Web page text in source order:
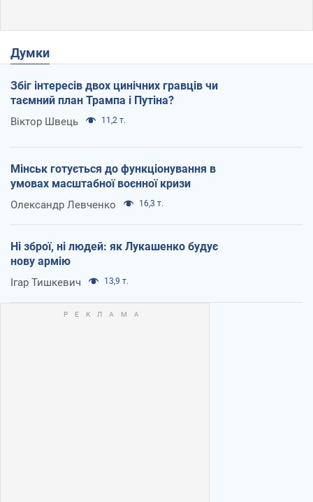
Думки
Збіг інтересів двох цинічних гравців чи
таємний план Трампа і Путіна?
Віктор Швець 11,2 т.
Мінськ готується до функціонування в
умовах масштабної воєнної кризи
Олександр Левченко 16,3 т.
Ні зброї, ні людей: як Лукашенко будує
нову армію
Ігар Тишкевич 13,9 т.